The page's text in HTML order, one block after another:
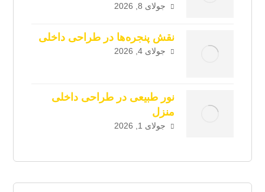
جولای 8, 2026
نقش پنجره‌ها در طراحی داخلی
جولای 4, 2026
نور طبیعی در طراحی داخلی
منزل
جولای 1, 2026